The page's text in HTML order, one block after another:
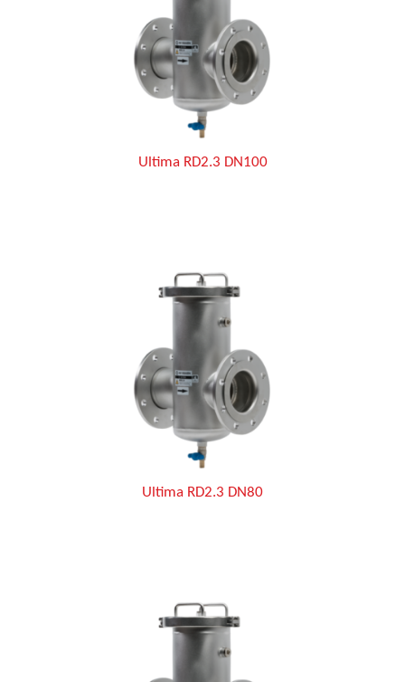
Ultima RD2.3 DN100
Ultima RD2.3 DN80